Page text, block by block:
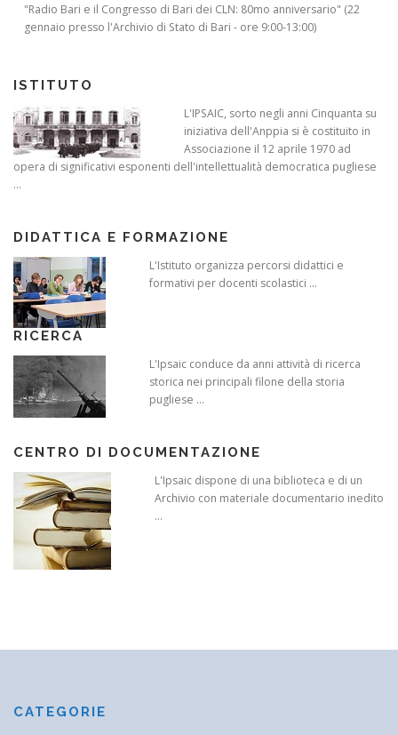
"Radio Bari e il Congresso di Bari dei CLN: 80mo anniversario" (22
gennaio presso l'Archivio di Stato di Bari - ore 9:00-13:00)
ISTITUTO
L'IPSAIC, sorto negli anni Cinquanta su
iniziativa dell'Anppia si è costituito in
Associazione il 12 aprile 1970 ad
opera di significativi esponenti dell'intellettualità democratica pugliese
...
DIDATTICA E FORMAZIONE
L'Istituto organizza percorsi didattici e
formativi per docenti scolastici ...
RICERCA
L'Ipsaic conduce da anni attività di ricerca
storica nei principali filone della storia
pugliese ...
CENTRO DI DOCUMENTAZIONE
L'Ipsaic dispone di una biblioteca e di un
Archivio con materiale documentario inedito
...
CATEGORIE